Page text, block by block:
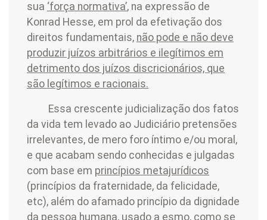
sua ‘força normativa’, na expressão de
Konrad Hesse, em prol da efetivação dos
direitos fundamentais, não pode e não deve
produzir juízos arbitrários e ilegítimos em
detrimento dos juízos discricionários, que
são legítimos e racionais.
Essa crescente judicialização dos fatos
da vida tem levado ao Judiciário pretensões
irrelevantes, de mero foro íntimo e/ou moral,
e que acabam sendo conhecidas e julgadas
com base em princípios metajurídicos
(princípios da fraternidade, da felicidade,
etc), além do afamado princípio da dignidade
da pessoa humana, usado a esmo, como se